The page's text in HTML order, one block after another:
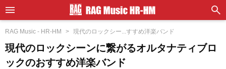
RAG Music - HR-HM 現代のロックシー...すすめ洋楽バンド
現代のロックシーンに繋がるオルタナティブロ
ックのおすすめ洋楽バンド